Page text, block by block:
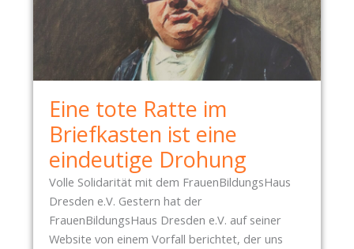
Eine tote Ratte im
Briefkasten ist eine
eindeutige Drohung
Volle Solidarität mit dem FrauenBildungsHaus
Dresden e.V. Gestern hat der
FrauenBildungsHaus Dresden e.V. auf seiner
Website von einem Vorfall berichtet, der uns